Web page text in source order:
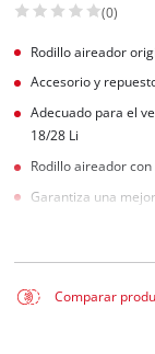
(0)
Rodillo aireador
Accesorio y
Adecuado para el
18/28 Li
Rodillo aireador
Garantiza una
Comparar